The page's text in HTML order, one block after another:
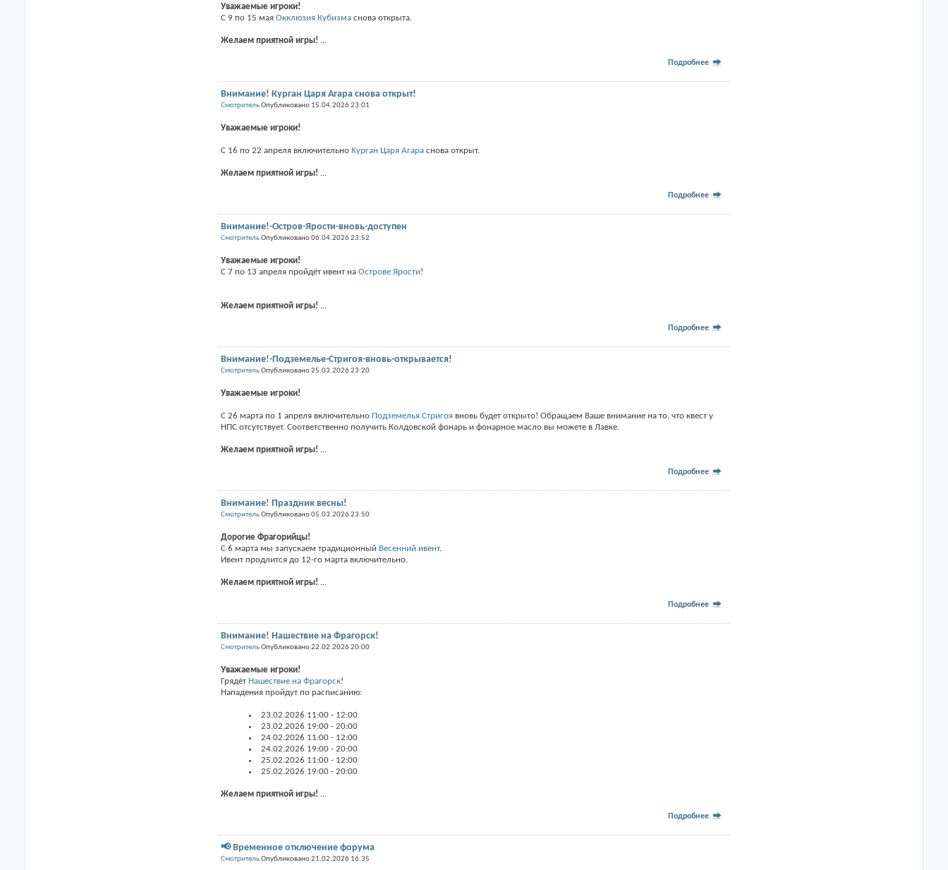
Уважаемые игроки!
С 9 по 15 мая Окклюзия Кубизмаснова открыта.
Желаем приятной игры!
Подробнее
Внимание! Курган Царя Агара снова открыт!
СмотрительОпубликовано 15.04.2026 23:01
Уважаемые игроки!
С 16 по 22 апреля включительно Курган Царя Агараснова открыт.
Желаем приятной игры!
Подробнее
Внимание!-Остров-Ярости-вновь-доступен
СмотрительОпубликовано 06.04.2026 23:52
Уважаемые игроки!
С 7 по 13 апреля пройдёт ивент на Острове Ярости!
Желаем приятной игры!
Подробнее
Внимание!-Подземелье-Стригоя-вновь-открывается!
СмотрительОпубликовано 25.03.2026 23:20
Уважаемые игроки!
С 26 марта по 1 апреля включительно Подземелья Стригоя вновь будет открыто! Обращаем Ваше внимание на то, что квест у
НПС отсутствует. Соответственно получить Колдовской фонарь и фонарное масло вы можете в Лавке.
Желаем приятной игры!
Подробнее
Внимание! Праздник весны!
СмотрительОпубликовано 05.03.2026 23:50
Дорогие Фрагорийцы!
С 6 марта мы запускаем традиционный Весенний ивент.
Ивент продлится до 12-го марта включительно.
Желаем приятной игры!
Подробнее
Внимание! Нашествие на Фрагорск!
СмотрительОпубликовано 22.02.2026 20:00
Уважаемые игроки!
Грядёт Нашествие на Фрагорск!
Нападения пройдут по расписанию:
23.02.2026 11:00 - 12:00
23.02.2026 19:00 - 20:00
24.02.2026 11:00 - 12:00
24.02.2026 19:00 - 20:00
25.02.2026 11:00 - 12:00
25.02.2026 19:00 - 20:00
Желаем приятной игры!
Подробнее
📢 Временное отключение форума
СмотрительОпубликовано 21.02.2026 16:35